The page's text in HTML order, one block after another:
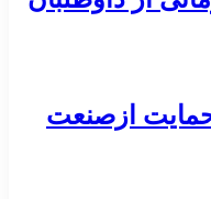
ازصنعت